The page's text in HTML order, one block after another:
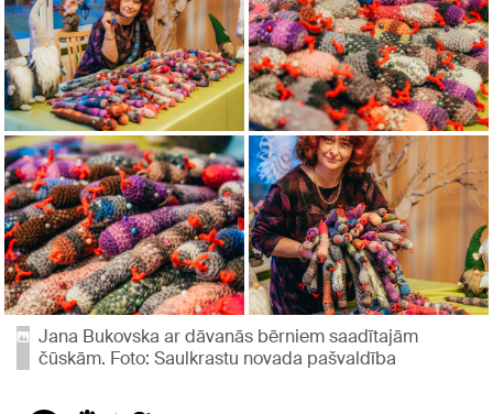
Jana Bukovska ar dāvanās bērniem saadītajām
čūskām. Foto: Saulkrastu novada pašvaldība